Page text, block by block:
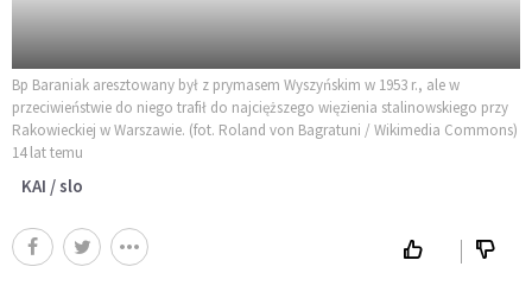
Bp Baraniak aresztowany był z prymasem Wyszyńskim w 1953 r., ale w
przeciwieństwie do niego trafił do najcięższego więzienia stalinowskiego przy
Rakowieckiej w Warszawie. (fot. Roland von Bagratuni / Wikimedia Commons)
14 lat temu
KAI / slo